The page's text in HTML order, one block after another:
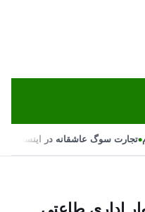
•تجارت سوگ عاشقانه در اینستاگرام